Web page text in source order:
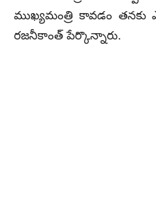
ముఖ్యమంత్రి కావడం తనకు
రజనీకాంత్ పేర్కొన్నారు.